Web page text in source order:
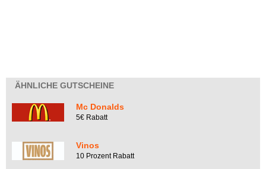
ÄHNLICHE GUTSCHEINE
Mc Donalds
5€ Rabatt
Vinos
10 Prozent Rabatt